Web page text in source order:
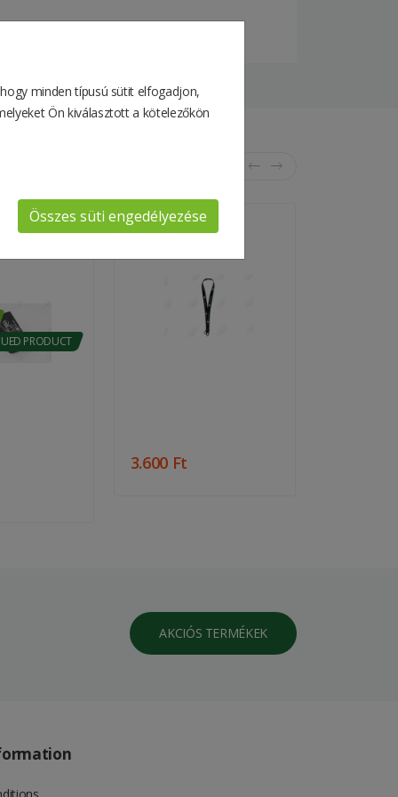
Flip Case
PRODUCT
John Deere Lanyard
3.600 Ft
AKCIÓS TERMÉKEK
minden típusú sütit elfogadjon,
Ön kiválasztott a kötelezőkön
Összes süti engedélyezése